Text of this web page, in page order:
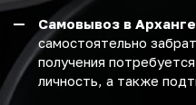
Самовывоз в
самостоятельно
получения
личность, а также